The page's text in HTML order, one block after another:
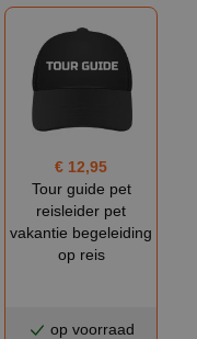
€ 12,95
Tour guide pet
reisleider pet
vakantie begeleiding
op reis
op voorraad